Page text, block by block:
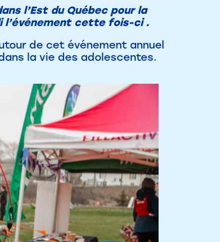
l’Est du Québec pour la
l’événement cette fois-ci .
de cet événement annuel
la vie des adolescentes.